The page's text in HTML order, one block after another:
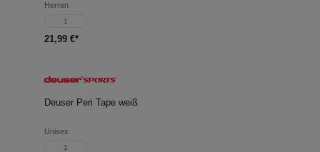
Herren
1
21,99 €*
Deuser Peri Tape weiß
Unisex
1